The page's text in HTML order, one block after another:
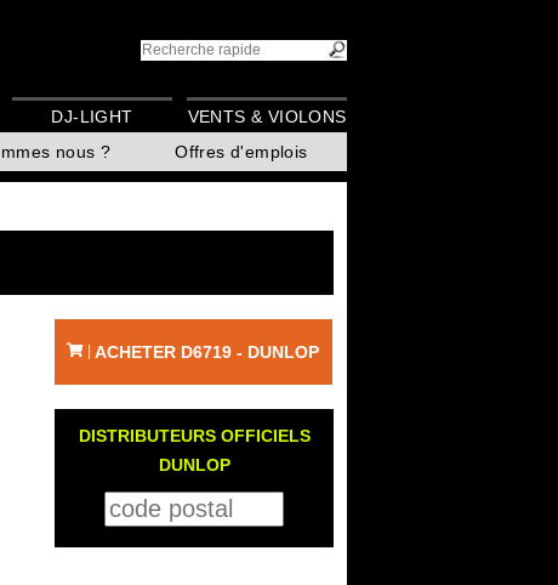
nous ? Offres d'emplois
DJ-LIGHT VENTS & VIOLONS
ACHETER D6719 - DUNLOP
DISTRIBUTEURS OFFICIELS
DUNLOP